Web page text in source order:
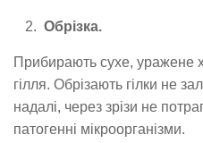
Обрізка.
Прибирають сухе, уражене
гілля. Обрізають гілки не
надалі, через зрізи не
патогенні мікроорганізми.